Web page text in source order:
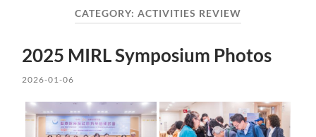
CATEGORY: ACTIVITIES REVIEW
2025 MIRL Symposium Photos
2026-01-06